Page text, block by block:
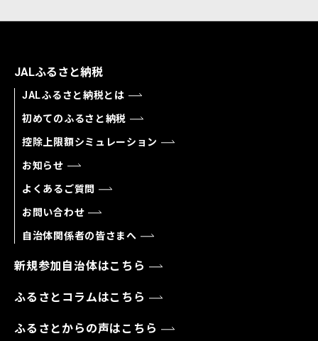
JALふるさと納税
JALふるさと納税とは
初めてのふるさと納税
控除上限額シミュレーション
お知らせ
よくあるご質問
お問い合わせ
自治体関係者の皆さまへ
新規参加自治体はこちら
ふるさとコラムはこちら
ふるさとからの声はこちら